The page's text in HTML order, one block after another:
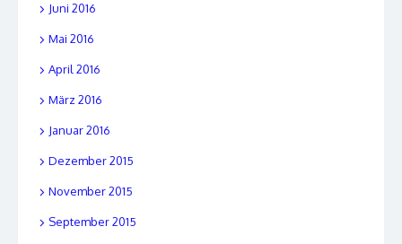
Juni 2016
Mai 2016
April 2016
März 2016
Januar 2016
Dezember 2015
November 2015
September 2015